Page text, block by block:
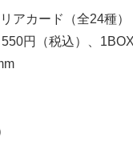
アカード（全24種）
円（税込）、